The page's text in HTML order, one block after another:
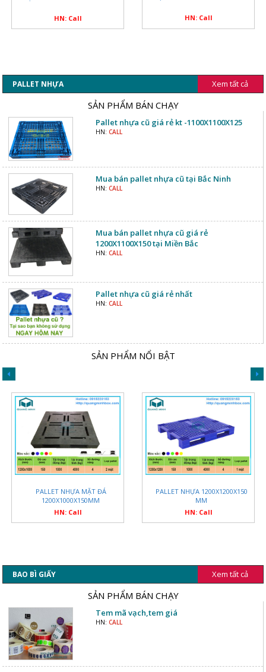
HN: Call HN: Call
PALLET NHỰA Xem tất cả
SẢN PHẨM BÁN CHẠY
Pallet nhựa cũ giá rẻ kt -1100X1100X125
HN: CALL
Mua bán pallet nhựa cũ tại Bắc Ninh
HN: CALL
Mua bán pallet nhựa cũ giá rẻ
1200X1100X150 tại Miền Bắc
HN: CALL
Pallet nhựa cũ giá rẻ nhất
HN: CALL
SẢN PHẨM NỔI BẬT
PALLET NHỰA MẶT ĐÁ
1200X1000X150MM
HN: Call
PALLET NHỰA 1200X1200X150
MM
HN: Call
BAO BÌ GIẤY Xem tất cả
SẢN PHẨM BÁN CHẠY
Tem mã vạch,tem giá
HN: CALL